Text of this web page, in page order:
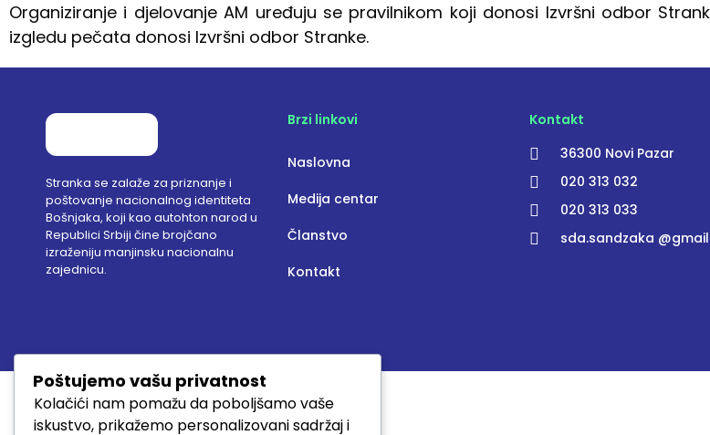
Organiziranje i djelovanje AM uređuju se pravilnikom koji donosi Izvršni odbor
izgledu pečata donosi Izvršni odbor Stranke.
Stranka se zalaže za priznanje i
poštovanje nacionalnog identiteta
Bošnjaka, koji kao autohton narod u
Republici Srbiji čine brojčano
izraženiju manjinsku nacionalnu
zajednicu.
Brzi linkovi
Naslovna
Medija centar
Članstvo
Kontakt
Kontakt
36300 Novi Pazar
020 313 032
020 313 033
sda.sandzaka
Poštujemo vašu privatnost
Kolačići nam pomažu da poboljšamo vaše
iskustvo, prikažemo personalizovani sadržaj i